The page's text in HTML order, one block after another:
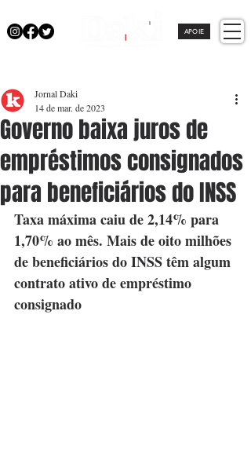
APOIE
Governo baixa juros de
empréstimos consignados
para beneficiários do INSS
Jornal Daki
14 de mar. de 2023
Taxa máxima caiu de 2,14% para
1,70% ao mês. Mais de oito milhões
de beneficiários do INSS têm algum
contrato ativo de empréstimo
consignado